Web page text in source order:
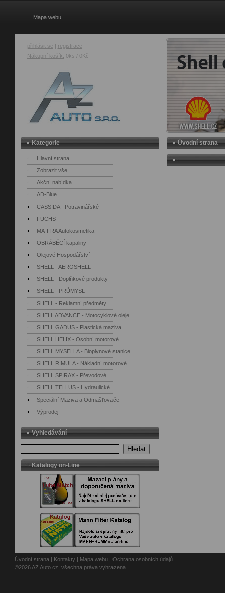
Mapa webu
Nákupní košík: 0ks / 0Kč
přihlásit se | registrace
Úvodní strana
Kategorie
Hlavní strana
Zobrazit vše
Akční nabídka
AD-Blue
CASSIDA - Potravinářské
FUCHS
MA-FRA Autokosmetika
OBRÁBĚCÍ kapaliny
Olejové Hospodářství
SHELL - AEROSHELL
SHELL - Doplňkové produkty
SHELL - PRŮMYSL
SHELL - Reklamní předměty
SHELL ADVANCE - Motocyklové oleje
SHELL GADUS - Plastická maziva
SHELL HELIX - Osobní motorové
SHELL MYSELLA - Bioplynové stanice
SHELL RIMULA - Nákladní motorové
SHELL SPIRAX - Převodové
SHELL TELLUS - Hydraulické
Speciální Maziva a Odmašťovače
Výprodej
Vyhledávání
Hledat
Katalogy on-Line
Úvodní strana | Kontakty | Mapa webu| Ochrana osobních údajů
©2026AZ Auto.cz , všechna práva vyhrazena.